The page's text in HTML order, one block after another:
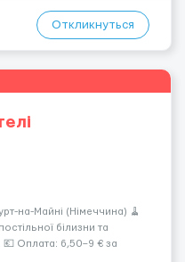
Откликнуться
на-Майні (Німеччина) 🧹
білизни та
💶 Оплата: 6,50–9 € за